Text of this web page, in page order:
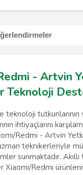
- Artvin
Teknoloji
teknoloji tutkunlarının
ihtiyaçlarını
Redmi - Artvin
teknikerleriyle
sunmaktadır.
Redmi